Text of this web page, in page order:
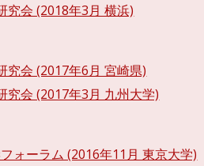
究会 (2018年3月 横浜)
究会 (2017年6月 宮崎県)
究会 (2017年3月 九州大学)
ォーラム (2016年11月 東京大学)